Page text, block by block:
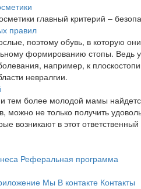
Яндекс Плюс
cashback
главный критерий –
правил
поэтому обувь, в которую
формированию стопы. Ведь
например, к
невралгии.
тем более молодой мамы
можно не только получить
возникают в этот
Реферальная программа
Мы В контакте Контакты